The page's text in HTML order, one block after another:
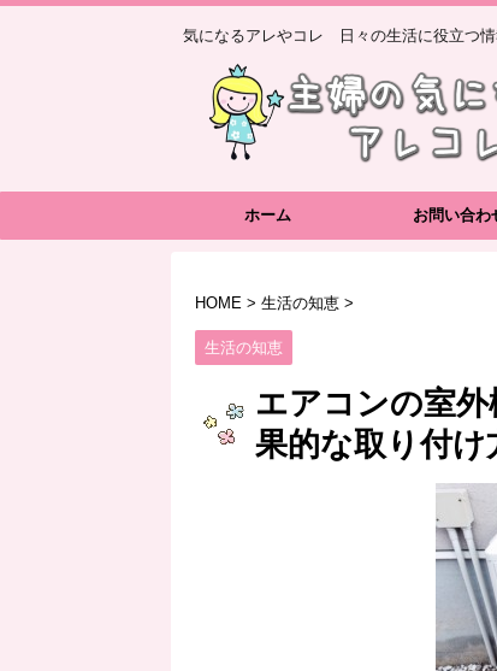
気になるアレやコレ 日々の生活に役立つ情
ホーム お問い合わ
HOME > 生活の知恵 >
生活の知恵
エアコンの室
果的な取り付け